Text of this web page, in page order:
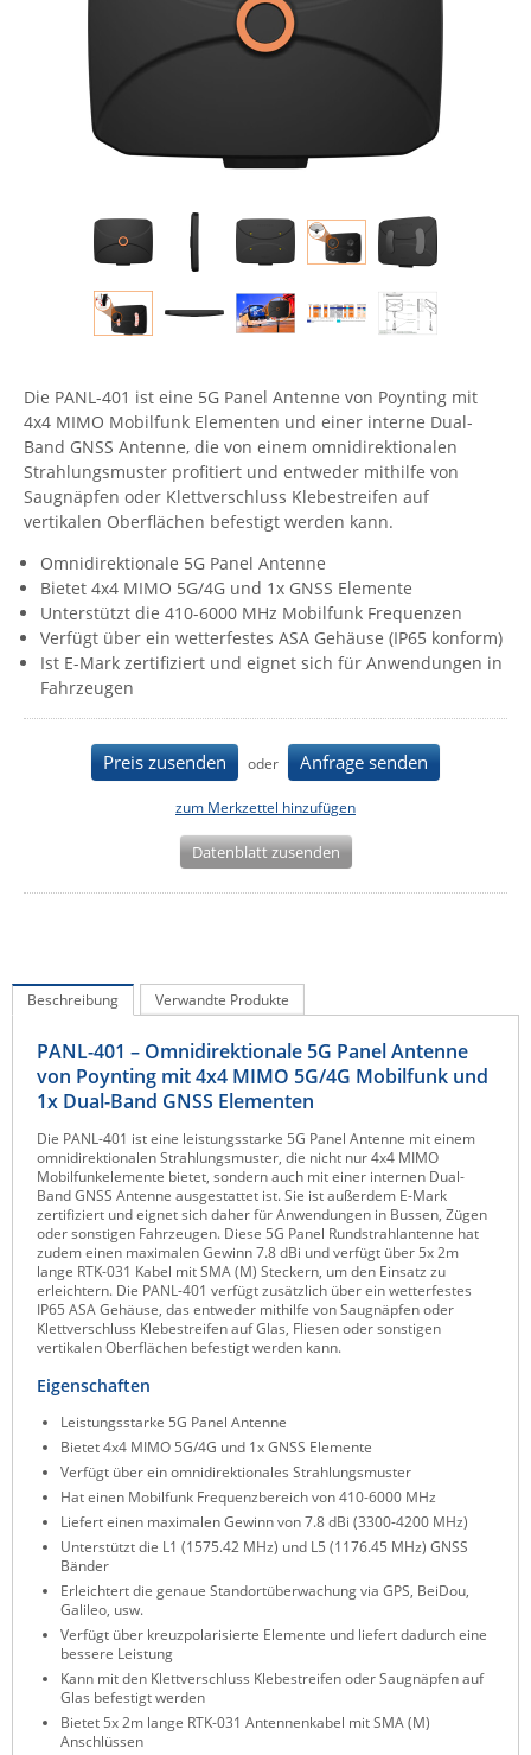
Energiemessung
Energieverteilung
IP, WLAN & GSM Sensorik
Datenlogger
IoT - Internet of Things
Remote I/O
IPC, Industrielle Netzwerktechnik & WLAN
Industrielle Netzwerktechnik / Kommunikation
Industrielle Computer
IT Netzwerktechnik / Kommunikation
Sonstige
CompleTech
Contemporary Controls
Enginko - mcf88
Fokus Technologies
Guntermann & Drunck
High Sec Labs
HW group
Icron
IEC Lock
Ihse
Kerlink
Kramer Electronics
KVM TEC
Legrand
LigoWave
Netio
PatchSee
Power Kingdom
Poynting
Raritan
Riello UPS
Server Technology
Siretta
SIRIO Antenne
Sunbird
Tactical Software
TEKTELIC
Teltonika
Unwired Networks
Vision
WATTECO
Westermo
Yuasa
ZPE Systems
News zu unseren Herstellern
Die PANL-401 ist eine 5G Panel Antenne von Poynting mit
4x4 MIMO Mobilfunk Elementen und einer interne Dual-
Band GNSS Antenne, die von einem omnidirektionalen
Strahlungsmuster profitiert und entweder mithilfe von
Saugnäpfen oder Klettverschluss Klebestreifen auf
vertikalen Oberflächen befestigt werden kann.
Omnidirektionale 5G Panel Antenne
Bietet 4x4 MIMO 5G/4G und 1x GNSS Elemente
Unterstützt die 410-6000 MHz Mobilfunk Frequenzen
Verfügt über ein wetterfestes ASA Gehäuse (IP65 konform)
Ist E-Mark zertifiziert und eignet sich für Anwendungen in
Fahrzeugen
Preis zusenden oder Anfrage senden
zum Merkzettel hinzufügen
Datenblatt zusenden
Beschreibung Verwandte Produkte
PANL-401 – Omnidirektionale 5G Panel Antenne
von Poynting mit 4x4 MIMO 5G/4G Mobilfunk und
1x Dual-Band GNSS Elementen
Die PANL-401 ist eine leistungsstarke 5G Panel Antenne mit einem
omnidirektionalen Strahlungsmuster, die nicht nur 4x4 MIMO
Mobilfunkelemente bietet, sondern auch mit einer internen Dual-
Band GNSS Antenne ausgestattet ist. Sie ist außerdem E-Mark
zertifiziert und eignet sich daher für Anwendungen in Bussen, Zügen
oder sonstigen Fahrzeugen. Diese 5G Panel Rundstrahlantenne hat
zudem einen maximalen Gewinn 7.8 dBi und verfügt über 5x 2m
lange RTK-031 Kabel mit SMA (M) Steckern, um den Einsatz zu
erleichtern. Die PANL-401 verfügt zusätzlich über ein wetterfestes
IP65 ASA Gehäuse, das entweder mithilfe von Saugnäpfen oder
Klettverschluss Klebestreifen auf Glas, Fliesen oder sonstigen
vertikalen Oberflächen befestigt werden kann.
Eigenschaften
Leistungsstarke 5G Panel Antenne
Bietet 4x4 MIMO 5G/4G und 1x GNSS Elemente
Verfügt über ein omnidirektionales Strahlungsmuster
Hat einen Mobilfunk Frequenzbereich von 410-6000 MHz
Liefert einen maximalen Gewinn von 7.8 dBi (3300-4200 MHz)
Unterstützt die L1 (1575.42 MHz) und L5 (1176.45 MHz) GNSS
Bänder
Erleichtert die genaue Standortüberwachung via GPS, BeiDou,
Galileo, usw.
Verfügt über kreuzpolarisierte Elemente und liefert dadurch eine
bessere Leistung
Kann mit den Klettverschluss Klebestreifen oder Saugnäpfen auf
Glas befestigt werden
Bietet 5x 2m lange RTK-031 Antennenkabel mit SMA (M)
Anschlüssen